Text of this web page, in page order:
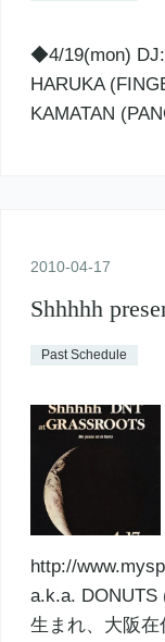
◆4/19(mon)
HARUKA
KAMATAN
2010-04-17
Shhhhh
Past Schedule
http://
a.k.a. DONUTS
生まれ、大阪在